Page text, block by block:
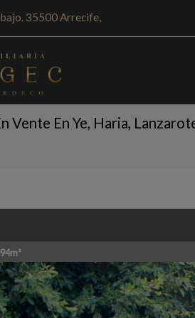
35500 Arrecife,
Vente En Ye, Haria,